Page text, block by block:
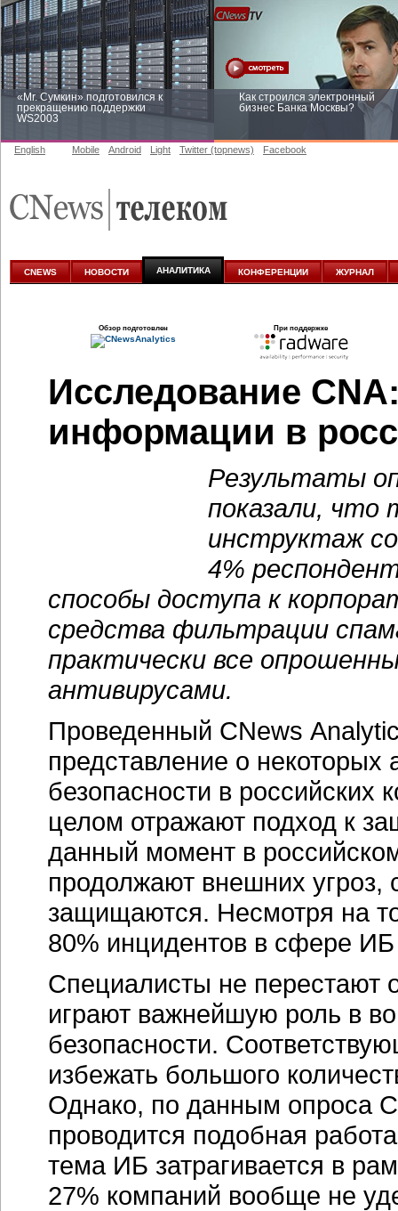
«Mr. Сумкин» подготовился к
прекращению поддержки
WS2003
Как строился электронный
бизнес Банка Москвы?
аналитике
English Mobile Android Light Twitter (topnews) Facebook
CNEWS НОВОСТИ АНАЛИТИКА КОНФЕРЕНЦИИ ЖУРНАЛ
Обзор подготовлен При поддержке
Исследование
информации в
Результаты
показали, что
инструктаж
4%
способы доступа к
средства фильтрации
практически все
антивирусами.
Проведенный CNews
представление о
безопасности в
целом отражают подход к
данный момент в
продолжают внешних угроз,
защищаются. Несмотря на
80% инцидентов в сфере
Специалисты не перестают
играют важнейшую роль в
безопасности.
избежать большого
Однако, по данным опроса
проводится подобная
тема ИБ затрагивается в
27% компаний вообще не